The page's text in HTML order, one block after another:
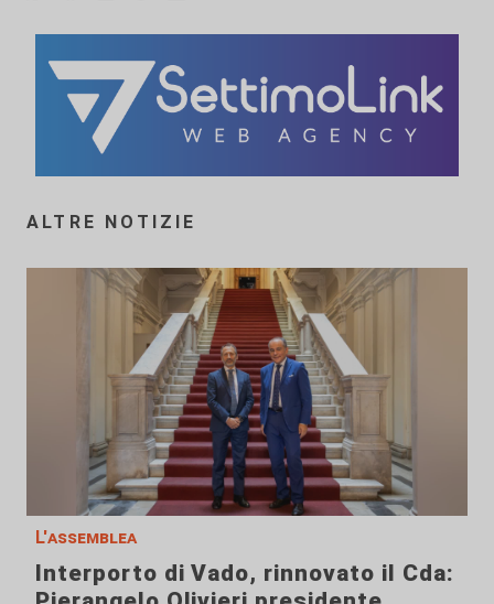
ALTRE NOTIZIE
L'assemblea
Interporto di Vado, rinnovato il Cda: